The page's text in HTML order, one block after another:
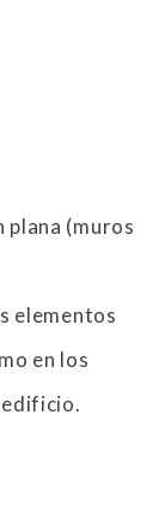
(muros
elementos
en los